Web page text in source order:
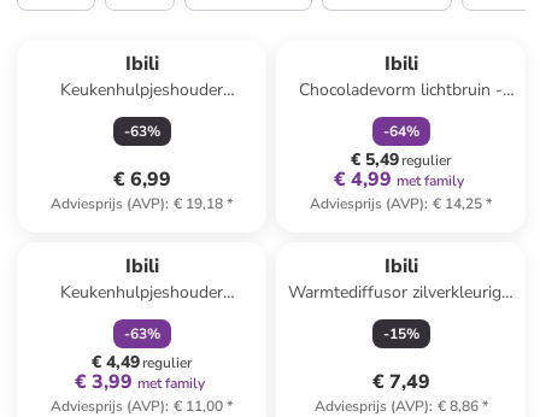
Ibili
Keukenhulpjeshouder
zilverkleurig - (L)18 x (B)22 cm
-63%
€ 6,99
Adviesprijs (AVP): € 19,18*
Ibili
Chocoladevorm lichtbruin -
(B)29 x (H)13 cm
-64%
€ 5,49regulier
€ 4,99 met family
Adviesprijs (AVP): € 14,25*
Ibili
Keukenhulpjeshouder
"Eureka" zilverkleurig - (B)11,3
x (H)18,5 x (D)10,1 cm
-63%
€ 4,49regulier
€ 3,99 met family
Adviesprijs (AVP): € 11,00*
Ibili
Warmtediffusor zilverkleurig -
Ø 21 cm
-15%
€ 7,49
Adviesprijs (AVP): € 8,86*